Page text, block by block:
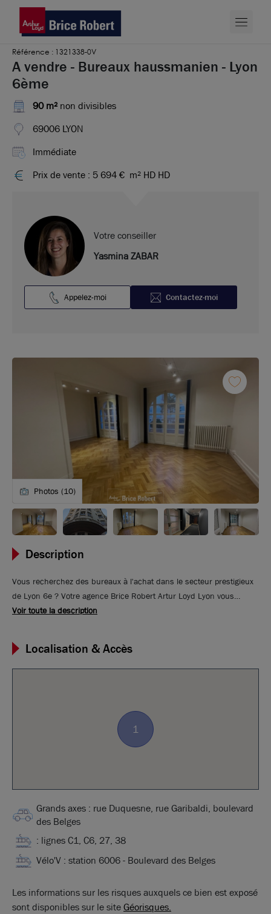
Référence : 1321338-0V
A vendre - Bureaux haussmanien - Lyon
6ème
90 m² non divisibles
69006 LYON
Immédiate
Prix de vente : 5 694 € m² HD HD
Votre conseiller
Yasmina ZABAR
Appelez-moi Contactez-moi
Photos (10)
Description
Vous recherchez des bureaux à l'achat dans le secteur prestigieux
de Lyon 6e ? Votre agence Brice Robert Artur Loyd Lyon vous
propose de venir découvrir ces magnifiques bureaux à vendre,
espaces rénovés avec goût offrent un cadre de travail inspirant.
Idéalement situés, ils sont prêts à accueillir votre équipe dans une
atmosphère chaleureuse et professionnelle. Ne laissez pas passer
Voir toute la description
Localisation & Accès
1
Grands axes : rue Duquesne, rue Garibaldi, boulevard
des Belges
: lignes C1, C6, 27, 38
Vélo'V : station 6006 - Boulevard des Belges
Les informations sur les risques auxquels ce bien est exposé
sont disponibles sur le siteGéorisques.